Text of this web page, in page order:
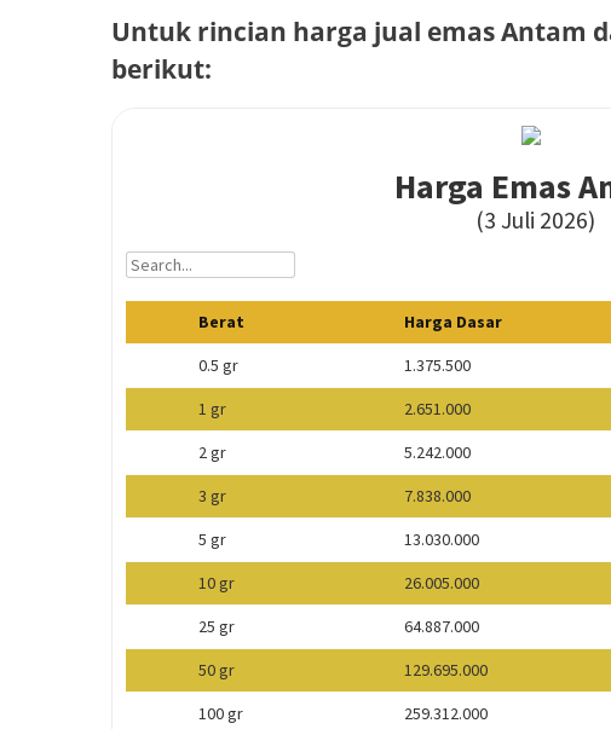
Untuk rincian harga jual emas Antam
berikut: